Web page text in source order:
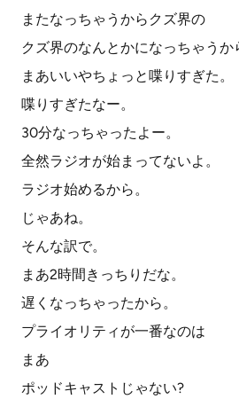
またなっちゃうからクズ界の
クズ界のなんとかになっちゃうか
まあいいやちょっと喋りすぎた。
喋りすぎたなー。
30分なっちゃったよー。
全然ラジオが始まってないよ。
ラジオ始めるから。
じゃあね。
そんな訳で。
まあ2時間きっちりだな。
遅くなっちゃったから。
プライオリティが一番なのは
まあ
ポッドキャストじゃない?